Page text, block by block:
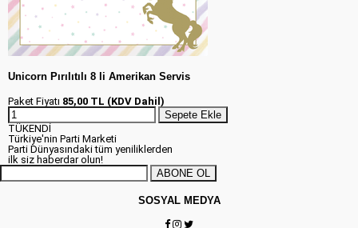
Unicorn Pırılıtılı 8 li Amerikan Servis
Paket Fiyatı 85,00 TL (KDV Dahil)
Sepete Ekle
TÜKENDİ
Türkiye'nin Parti Marketi
Parti Dünyasındaki tüm yeniliklerden
ilk siz haberdar olun!
ABONE OL
SOSYAL MEDYA